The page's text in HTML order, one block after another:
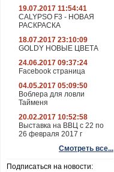
19.07.2017 11:54:41
CALYPSO F3 - НОВАЯ
РАСКРАСКА
18.07.2017 23:10:09
GOLDY НОВЫЕ ЦВЕТА
24.06.2017 09:37:24
Facebook страница
04.05.2017 05:09:50
Воблера для ловли
Тайменя
20.02.2017 10:52:58
Выставка на ВВЦ с 22 по
26 февраля 2017 г
Смотреть все...
Подписаться на новости: